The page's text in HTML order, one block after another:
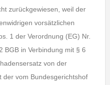
zurückgewiesen, weil der
vorsätzlichen
1 der Verordnung (EG) Nr.
BGB in Verbindung mit § 6
von der
der vom Bundesgerichtshof